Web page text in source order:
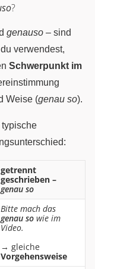
?
genauso – sind
verwendest,
Schwerpunkt im
Weise (genau so).
getrennt
geschrieben –
genau so
Bitte mach das
genau so wie im
Video.
→ gleiche
Vorgehensweise